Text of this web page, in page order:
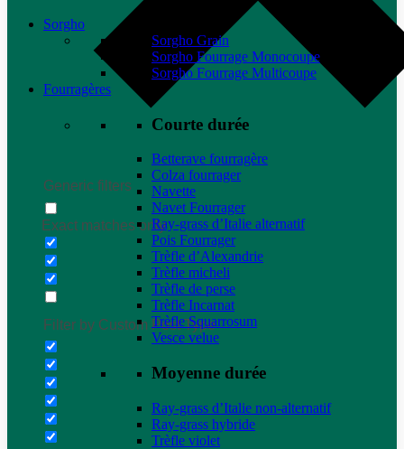
Generic filters
Exact matches only
Filter by Custom Post Type
Sorgho
Sorgho Grain
Sorgho Fourrage Monocoupe
Sorgho Fourrage Multicoupe
Fourragères
Courte durée
Betterave fourragère
Colza fourrager
Navette
Navet Fourrager
Ray-grass d’Italie alternatif
Pois Fourrager
Trèfle d’Alexandrie
Trèfle micheli
Trèfle de perse
Trèfle Incarnat
Trèfle Squarrosum
Vesce velue
Moyenne durée
Ray-grass d’Italie non-alternatif
Ray-grass hybride
Trèfle violet